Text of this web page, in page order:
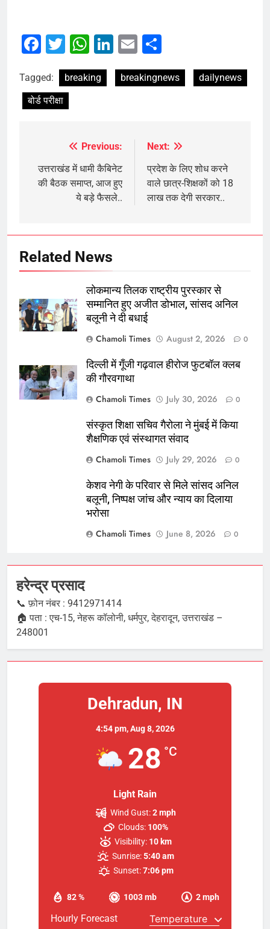
Facebook
Twitter
WhatsApp
LinkedIn
Email
Tagged: breaking breakingnews
dailynews
बोर्ड परीक्षा
navigation
Previous:
उत्तराखंड में धामी कैबिनेट
की बैठक समाप्त, आज हुए
ये बड़े फैसले..
Next:
प्रदेश के लिए शोध करने
वाले छात्र-शिक्षकों को 18
लाख तक देगी सरकार..
Related News
लोकमान्य तिलक राष्ट्रीय पुरस्कार से
सम्मानित हुए अजीत डोभाल, सांसद अनिल
बलूनी ने दी बधाई
Chamoli Times
August 2, 2026 0
दिल्ली में गूँजी गढ़वाल हीरोज फुटबॉल क्लब
की गौरवगाथा
Chamoli Times
July 30, 2026 0
संस्कृत शिक्षा सचिव गैरोला ने मुंबई में किया
शैक्षणिक एवं संस्थागत संवाद
Chamoli Times
July 29, 2026 0
केशव नेगी के परिवार से मिले सांसद अनिल
बलूनी, निष्पक्ष जांच और न्याय का दिलाया
भरोसा
Chamoli Times
June 8, 2026 0
हरेन्द्र प्रसाद
📞 फ़ोन नंबर : 9412971414
🏠 पता : एच-15, नेहरू कॉलोनी, धर्मपुर, देहरादून, उत्तराखंड –
248001
Dehradun, IN
4:54 pm,Aug 8, 2026
28 °C
Light Rain
82 % 1003 mb 2 mph
Wind Gust:2 mph
Clouds: 100%
Visibility: 10 km
Sunrise:5:40 am
Sunset: 7:06 pm
Hourly Forecast